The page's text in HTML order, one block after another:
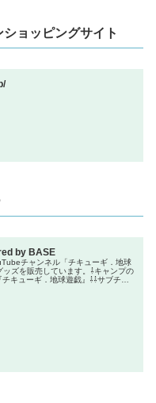
ョッピングサイト
by BASE
チャンネル「チキューギ．地球
ッズを販売しています。⇩キャンプの
キューギ．地球遊戯』⇩⇩サブチャ